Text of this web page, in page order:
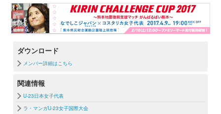
ダウンロード
メンバー詳細はこちら
関連情報
U-23日本女子代表
ラ・マンガU-23女子国際大会